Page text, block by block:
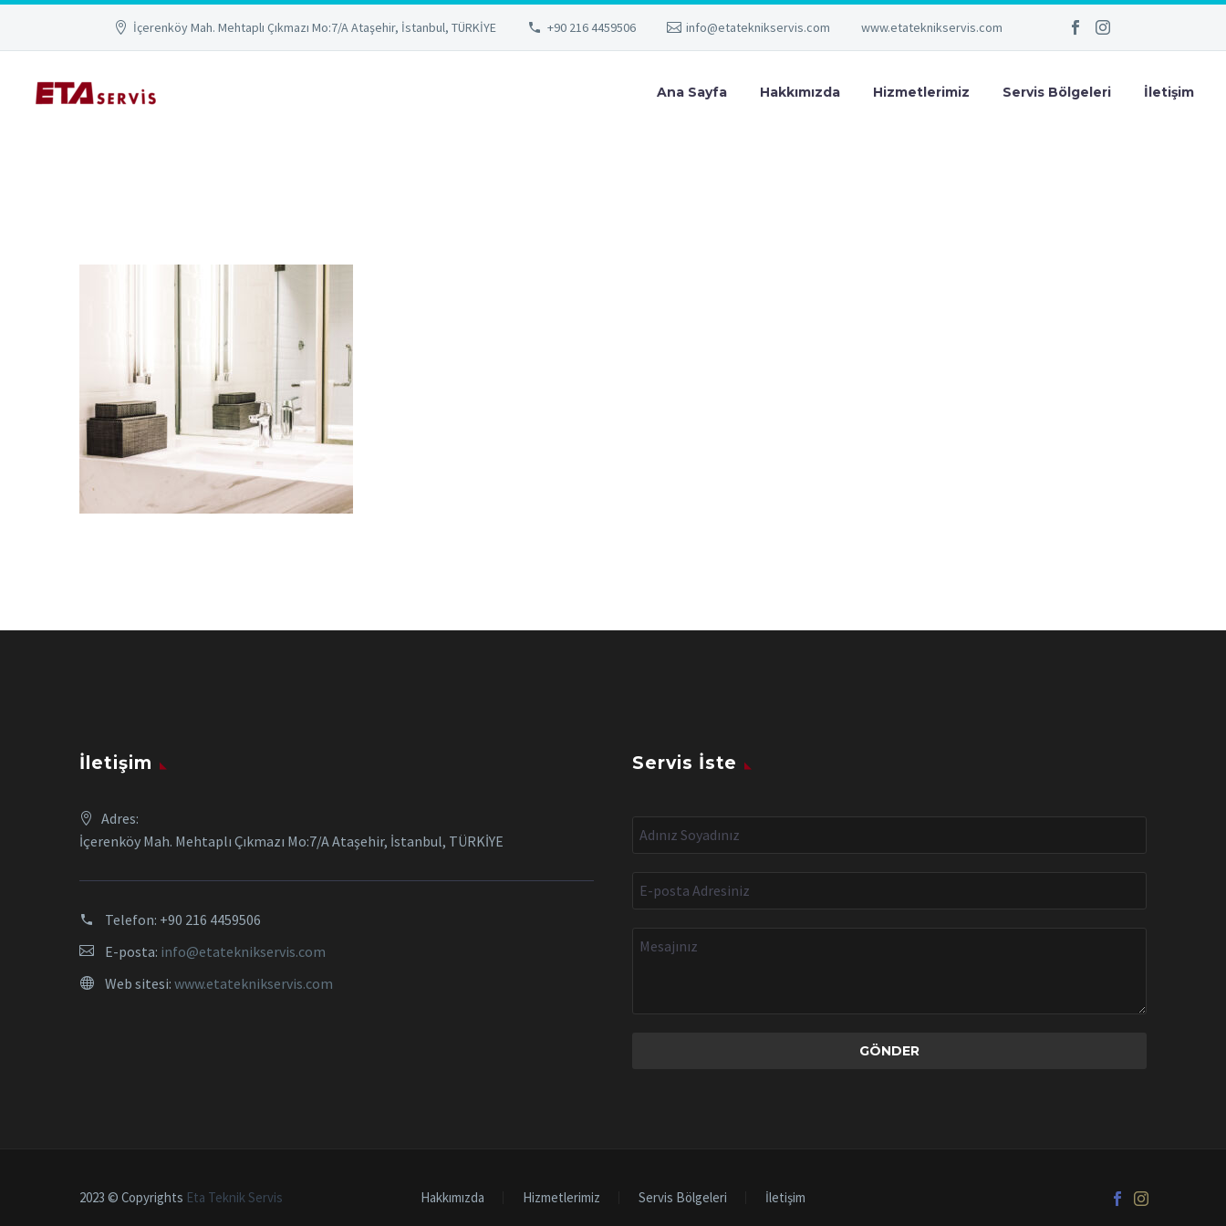
İçerenköy Mah. Mehtaplı Çıkmazı Mo:7/A Ataşehir, İstanbul, TÜRKİYE +90 216 4459506 info@etateknikservis.com www.etateknikservis.com
Ana Sayfa Hakkımızda Hizmetlerimiz Servis Bölgeleri İletişim
İletişim
Adres:
İçerenköy Mah. Mehtaplı Çıkmazı Mo:7/A Ataşehir, İstanbul, TÜRKİYE
Telefon: +90 216 4459506
E-posta: info@etateknikservis.com
Web sitesi: www.etateknikservis.com
Servis İste
Hakkımızda Hizmetlerimiz Servis Bölgeleri İletişim
2023 © Copyrights Eta Teknik Servis